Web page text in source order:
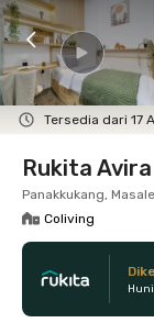
Tersedia dari 17
9
Foto
Rukita
Panakkukang, Masale
Coliving